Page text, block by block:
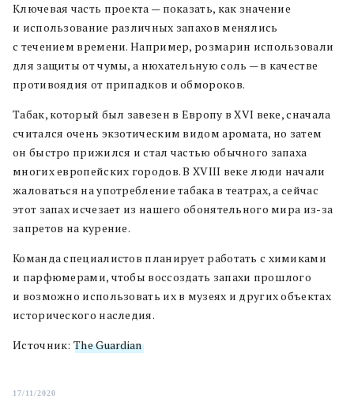
Ключевая часть проекта — показать, как значение
и использование различных запахов менялись
с течением времени. Например, розмарин использовали
для защиты от чумы, а нюхательную соль — в качестве
противоядия от припадков и обмороков.
Табак, который был завезен в Европу в XVI веке, сначала
считался очень экзотическим видом аромата, но затем
он быстро прижился и стал частью обычного запаха
многих европейских городов. В XVIII веке люди начали
жаловаться на употребление табака в театрах, а сейчас
этот запах исчезает из нашего обонятельного мира из-за
запретов на курение.
Команда специалистов планирует работать с химиками
и парфюмерами, чтобы воссоздать запахи прошлого
и возможно использовать их в музеях и других объектах
исторического наследия.
Источник: The Guardian
17/11/2020